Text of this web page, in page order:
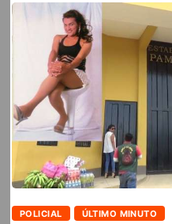
POLICIAL ÚLTIMO MINUTO